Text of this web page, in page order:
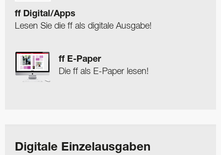
ff Digital/Apps
Lesen Sie die ff als digitale Ausgabe!
ff E-Paper
Die ff als E-Paper lesen!
Digitale Einzelausgaben